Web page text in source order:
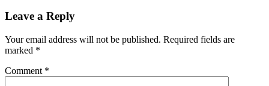
Leave a Reply
Your email address will not be published. Required fields are
marked *
Comment *